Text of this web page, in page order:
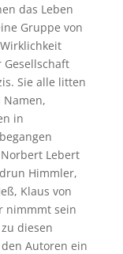
das Leben
Gruppe von
Sie alle litten
in
Lebert
Himmler,
Klaus von
nimmmt sein
diesen
Autoren ein